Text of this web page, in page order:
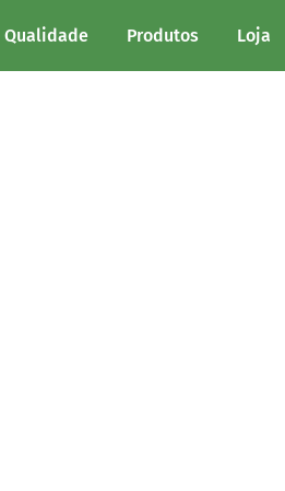
Qualidade Produtos Loja